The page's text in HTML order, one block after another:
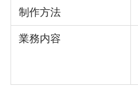
制作方法
業務内容